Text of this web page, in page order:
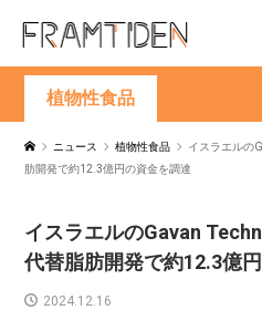
植物性食品
ニュース 植物性食品
イスラエルの
肪開発で約12.3億円の資金を調達
イスラエルのGavan
代替脂肪開発で約12.3億
2024.12.16